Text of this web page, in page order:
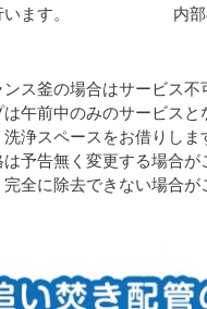
ます。
内
ス釜の場合はサービス不
午前中のみのサービスと
浄スペースをお借りしま
予告無く変更する場合が
全に除去できない場合が